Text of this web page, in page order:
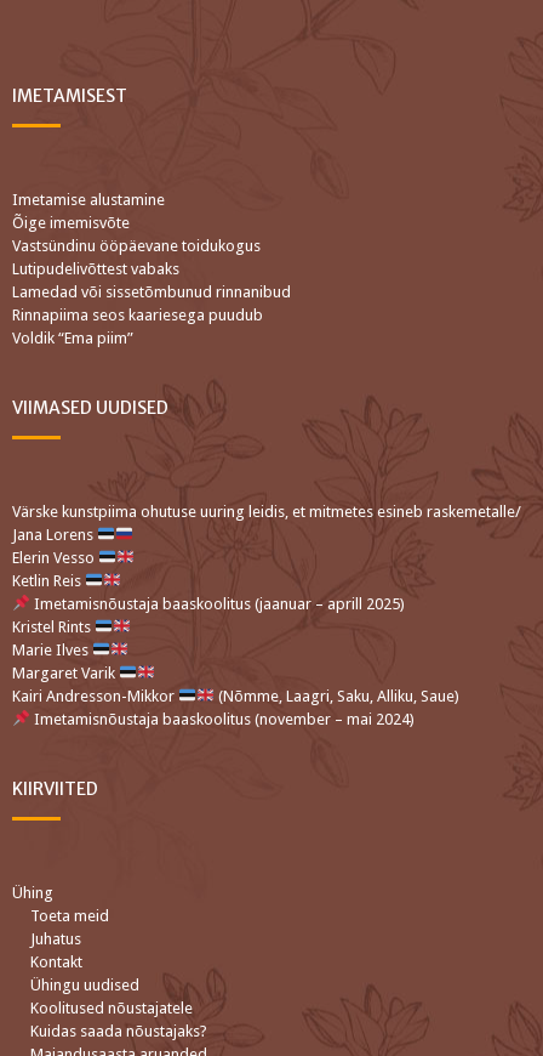
IMETAMISEST
Imetamise alustamine
Õige imemisvõte
Vastsündinu ööpäevane toidukogus
Lutipudelivõttest vabaks
Lamedad või sissetõmbunud rinnanibud
Rinnapiima seos kaariesega puudub
Voldik “Ema piim”
VIIMASED UUDISED
Värske kunstpiima ohutuse uuring leidis, et mitmetes esineb raskemetalle/
Jana Lorens
Elerin Vesso
Ketlin Reis
Imetamisnõustaja baaskoolitus (jaanuar – aprill 2025)
Kristel Rints
Marie Ilves
Margaret Varik
Kairi Andresson-Mikkor
(Nõmme, Laagri, Saku, Alliku, Saue)
Imetamisnõustaja baaskoolitus (november – mai 2024)
KIIRVIITED
Ühing
Toeta meid
Juhatus
Kontakt
Ühingu uudised
Koolitused nõustajatele
Kuidas saada nõustajaks?